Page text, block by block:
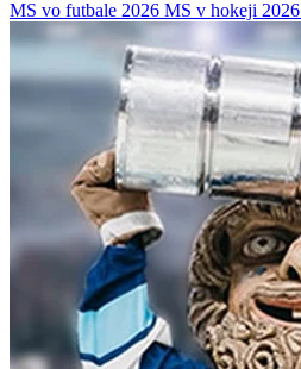
MS vo futbale 2026 MS v hokeji 2026